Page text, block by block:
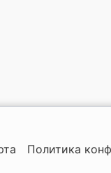
Политика